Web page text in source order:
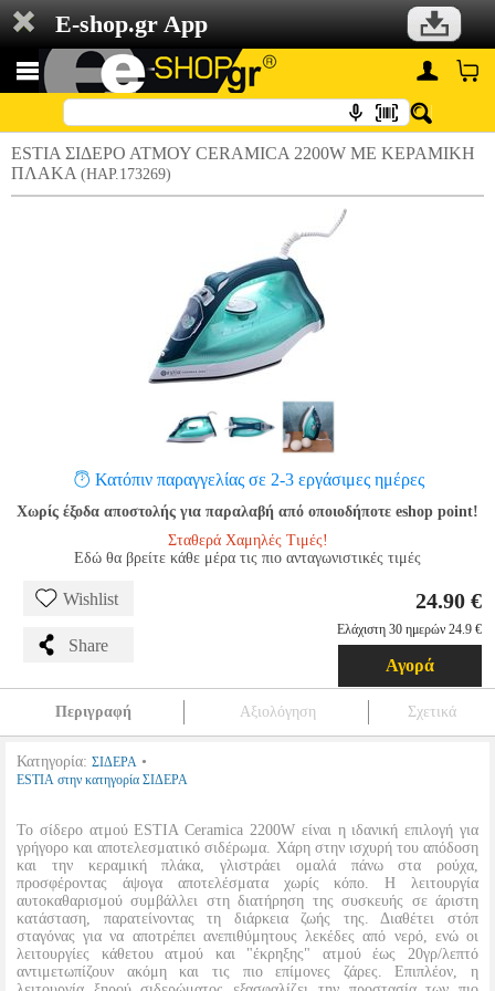
E-shop.gr App
ESTIA ΣΙΔΕΡΟ ΑΤΜΟΥ CERAMICA 2200W ΜΕ ΚΕΡΑΜΙΚΗ
ΠΛΑΚΑ (HAP.173269)
Κατόπιν παραγγελίας σε 2-3 εργάσιμες ημέρες
Χωρίς έξοδα αποστολής για παραλαβή από οποιοδήποτε eshop point!
Σταθερά Χαμηλές Τιμές!
Εδώ θα βρείτε κάθε μέρα τις πιο ανταγωνιστικές τιμές
Wishlist
Share
24.90 €
Ελάχιστη 30 ημερών 24.9 €
Αγορά
Περιγραφή Αξιολόγηση Σχετικά
Κατηγορία: ΣΙΔΕΡΑ •
ESTIA στην κατηγορία ΣΙΔΕΡΑ
Το σίδερο ατμού ESTIA Ceramica 2200W είναι η ιδανική επιλογή για
γρήγορο και αποτελεσματικό σιδέρωμα. Χάρη στην ισχυρή του απόδοση
και την κεραμική πλάκα, γλιστράει ομαλά πάνω στα ρούχα,
προσφέροντας άψογα αποτελέσματα χωρίς κόπο. Η λειτουργία
αυτοκαθαρισμού συμβάλλει στη διατήρηση της συσκευής σε άριστη
κατάσταση, παρατείνοντας τη διάρκεια ζωής της. Διαθέτει στόπ
σταγόνας για να αποτρέπει ανεπιθύμητους λεκέδες από νερό, ενώ οι
λειτουργίες κάθετου ατμού και "έκρηξης" ατμού έως 20γρ/λεπτό
αντιμετωπίζουν ακόμη και τις πιο επίμονες ζάρες. Επιπλέον, η